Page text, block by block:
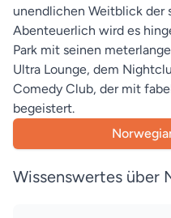
unendlichen Weitblick der
Abenteuerlich wird es
Park mit seinen
Ultra Lounge, dem
Comedy Club, der mit
begeistert.
Wissenswertes über